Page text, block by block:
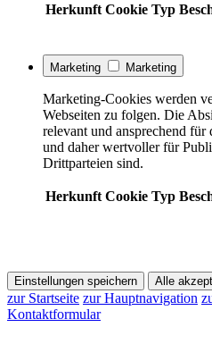
Herkunft Cookie Typ
Marketing Marketing
Marketing-Cookies werden
Webseiten zu folgen. Die
relevant und ansprechend für
und daher wertvoller für
Drittparteien sind.
Herkunft Cookie Typ
Einstellungen speichern Alle
zur Startseite zur Hauptnavigation
Kontaktformular